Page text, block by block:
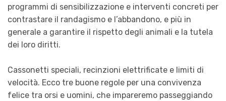
programmi di sensibilizzazione e interventi concreti per
contrastare il randagismo e l’abbandono, e più in
generale a garantire il rispetto degli animali e la tutela
dei loro diritti.
Cassonetti speciali, recinzioni elettrificate e limiti di
velocità. Ecco tre buone regole per una convivenza
felice tra orsi e uomini, che impareremo passeggiando